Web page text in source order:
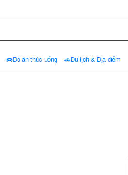
🍩Đồ ăn thức uống 🚗Du lịch & Địa điểm